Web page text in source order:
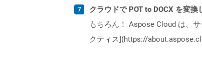
クラウドで POT to DOCX を変換
もちろん！ Aspose Cloud は、
クティス](https://